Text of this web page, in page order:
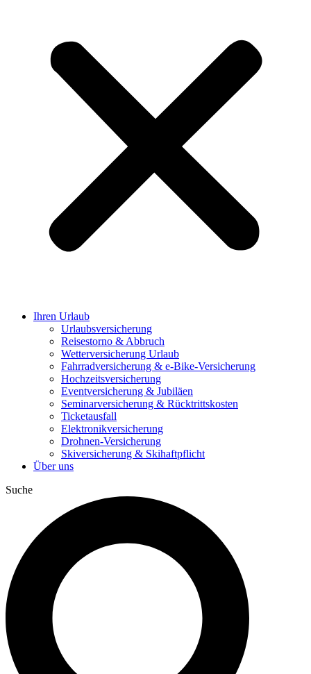
Ihren Urlaub
Urlaubsversicherung
Reisestorno & Abbruch
Wetterversicherung Urlaub
Fahrradversicherung & e-Bike-Versicherung
Hochzeitsversicherung
Eventversicherung & Jubiläen
Seminarversicherung & Rücktrittskosten
Ticketausfall
Elektronikversicherung
Drohnen-Versicherung
Skiversicherung & Skihaftpflicht
Über uns
Suche